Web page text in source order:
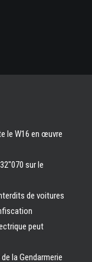
le W16 en œuvre
sur le
de voitures
peut
la Gendarmerie